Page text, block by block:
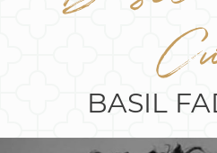
BASIL